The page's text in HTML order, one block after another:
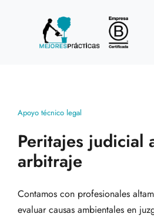
Nosotros
Hacemos
Trabaja en MP
Apoyo técnico legal
Peritajes judicial
arbitraje
Contamos con profesionales
evaluar causas ambientales en